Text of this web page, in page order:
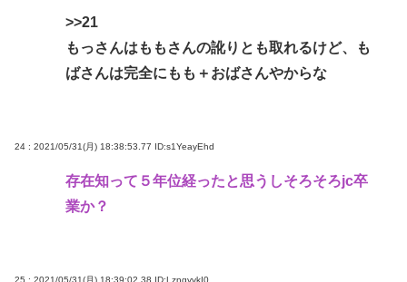
>>21
もっさんはももさんの訛りとも取れるけど、も
ばさんは完全にもも＋おばさんやからな
24 : 2021/05/31(月) 18:38:53.77 ID:s1YeayEhd
存在知って５年位経ったと思うしそろそろjc卒
業か？
25 : 2021/05/31(月) 18:39:02.38 ID:LzngyvkI0